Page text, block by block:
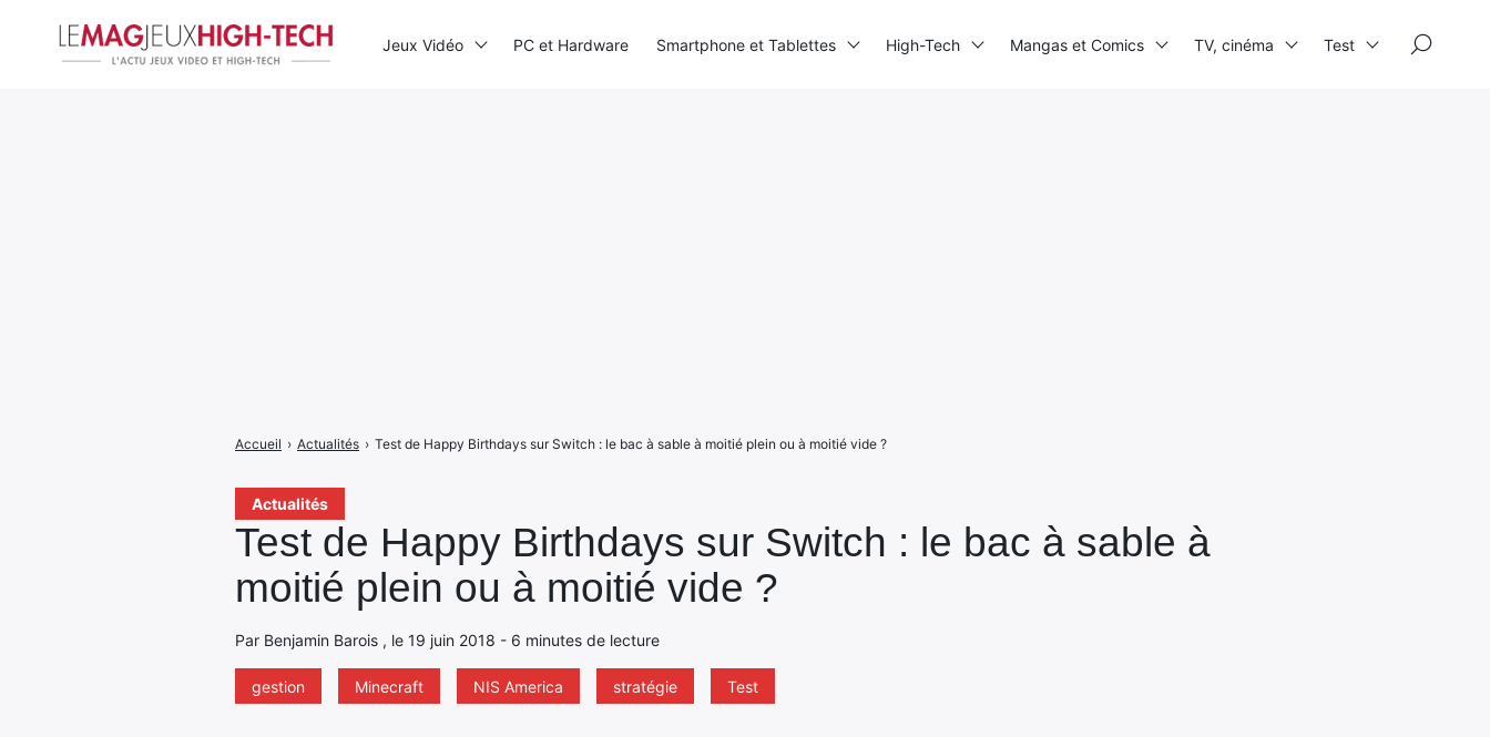
Actualités
Test de Happy Birthdays sur Switch : le bac à sable à
moitié plein ou à moitié vide ?
Par Benjamin Barois , le 19 juin 2018 - 6 minutes de lecture
gestion Minecraft NIS America stratégie Test
Accueil › Actualités › Test de Happy Birthdays sur Switch : le bac à sable à moitié plein ou à moitié vide ?
Jeux Vidéo PC et Hardware Smartphone et Tablettes High-Tech Mangas et Comics TV, cinéma Test